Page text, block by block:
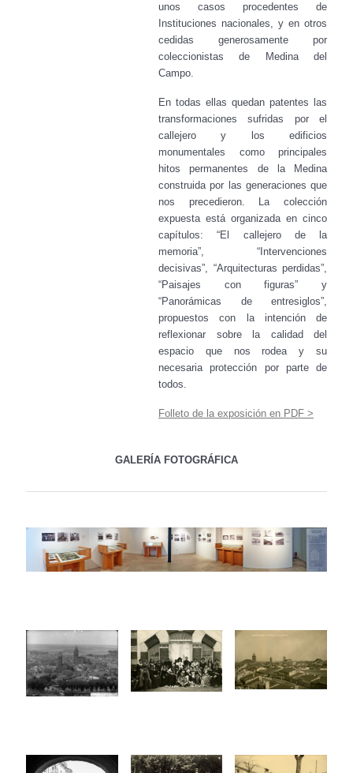
unos casos procedentes de
Instituciones nacionales, y en otros
cedidas generosamente por
coleccionistas de Medina del
Campo.
En todas ellas quedan patentes las
transformaciones sufridas por el
callejero y los edificios
monumentales como principales
hitos permanentes de la Medina
construida por las generaciones que
nos precedieron. La colección
expuesta está organizada en cinco
capítulos: “El callejero de la
memoria”, “Intervenciones
decisivas”, “Arquitecturas perdidas”,
“Paisajes con figuras” y
“Panorámicas de entresiglos”,
propuestos con la intención de
reflexionar sobre la calidad del
espacio que nos rodea y su
necesaria protección por parte de
todos.
Folleto de la exposición en PDF >
GALERÍA FOTOGRÁFICA